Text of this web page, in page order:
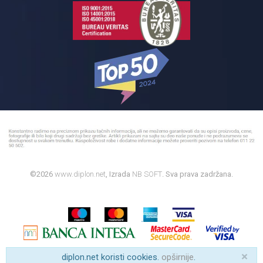
©2026 www.diplon.net , Izrada NB SOFT . Sva prava zadržana.
×
diplon.net koristi cookies. opširnije.